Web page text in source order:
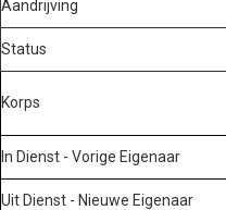
Aandrijving
Status
Korps
In Dienst - Vorige Eigenaar
Uit Dienst - Nieuwe Eigenaar